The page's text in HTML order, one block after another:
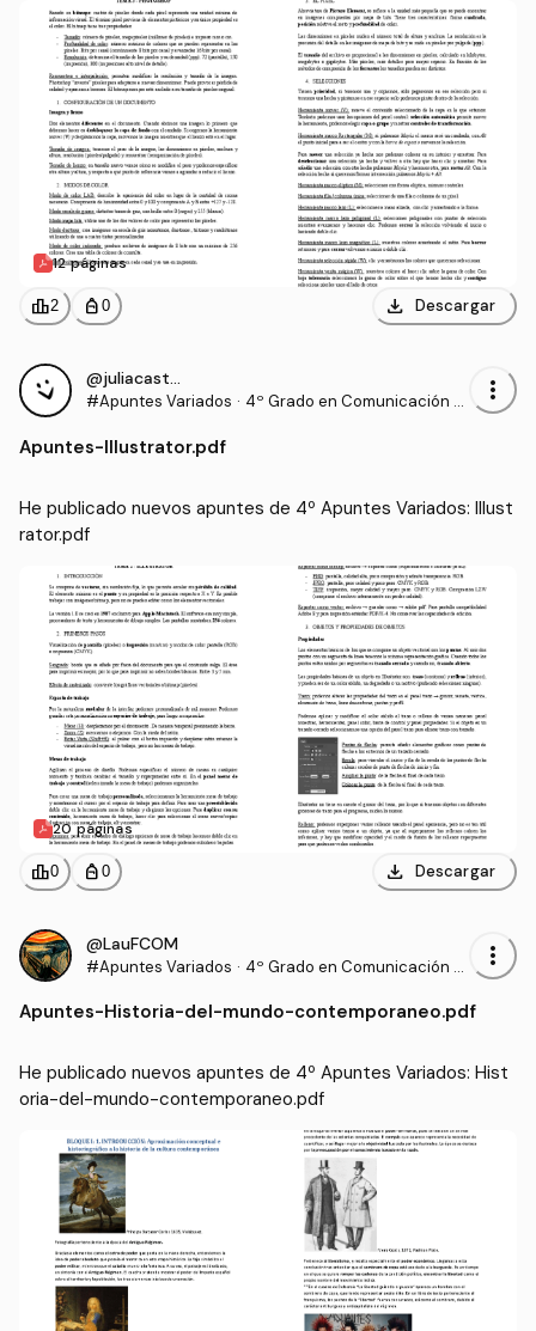
12 páginas
leaderboard2 personal_bag 0 download Descargar
@juliacastillo
#Apuntes Variados · 4º Grado en Comunicación A
more_vert
Apuntes-Illustrator.pdf
He publicado nuevos apuntes de 4º Apuntes Variados: Illust
rator.pdf
20 páginas
leaderboard0 personal_bag 0 download Descargar
@LauFCOM
#Apuntes Variados · 4º Grado en Comunicación A
more_vert
Apuntes-Historia-del-mundo-contemporaneo.pdf
He publicado nuevos apuntes de 4º Apuntes Variados: Hist
oria-del-mundo-contemporaneo.pdf